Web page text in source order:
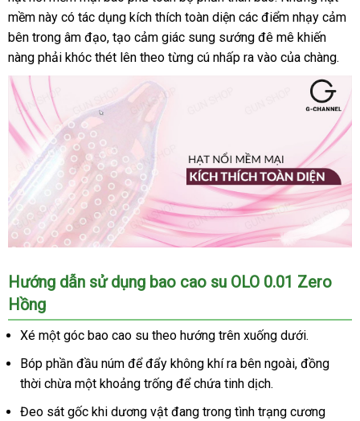
cái
su
OLO
0.01
Zero
Hồng
-
Siêu
mỏng
thanh
toán
có
hạt
Nhật
Bản
nhiều
gel
trơn
-
Hộp
10
Lan
chỉ
mềm này có tác dụng kích thích toàn diện thảo
luận
các điểm nhạy cảm
bên trong âm đạobỏ
sỉ
, tạo cảm giác sung sướng đê mê khiến
nàng phải khóc thét lên theo từng cú nhấp ra vào giao
của chàng.
Bao
cao
su
OLO
0.01
Zero
Hồng
Siêu
Hướng dẫn sử dụng bao cao su OLO 0.01 Zero
Hồng
Xé một góc bao cao su theo hướng trên xuống dưới.
Bóp phần đầu núm ở
đâu
để đẩy không khí ra bên ngoàimiễn
, đồng
thời chừa một khoảng trống nhập
khẩu
để chứa tinh dịch.
Đeo sát gốc khi dương vật đang trong tình trạng cương